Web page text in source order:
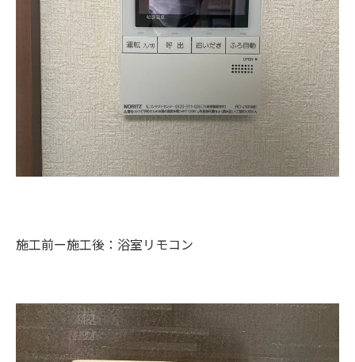
施工前ー施工後：浴室リモコン